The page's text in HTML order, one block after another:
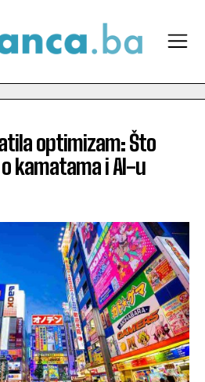
optimizam: Što
kamatama i AI-u